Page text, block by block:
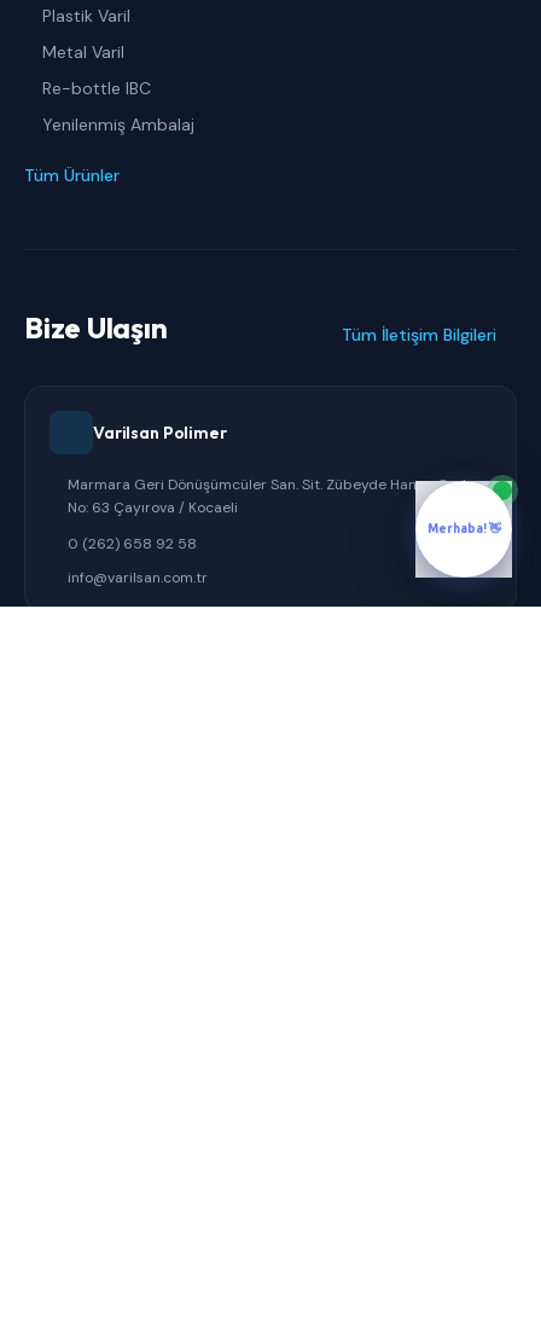
Plastik Varil
Metal Varil
Re-bottle IBC
Yenilenmiş Ambalaj
Tüm Ürünler
Bize Ulaşın Tüm İletişim Bilgileri
Varilsan Polimer
Marmara Geri Dönüşümcüler San. Sit. Zübeyde Hanım Cad.
No: 63 Çayırova / Kocaeli
0 (262) 658 92 58
info@varilsan.com.tr
Merhaba! 👋